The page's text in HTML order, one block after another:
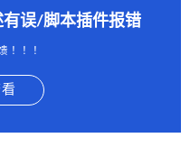
有误/脚本插件报错
！！！